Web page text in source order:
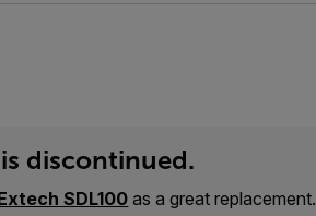
discontinued.
SDL100 as a great replacement.